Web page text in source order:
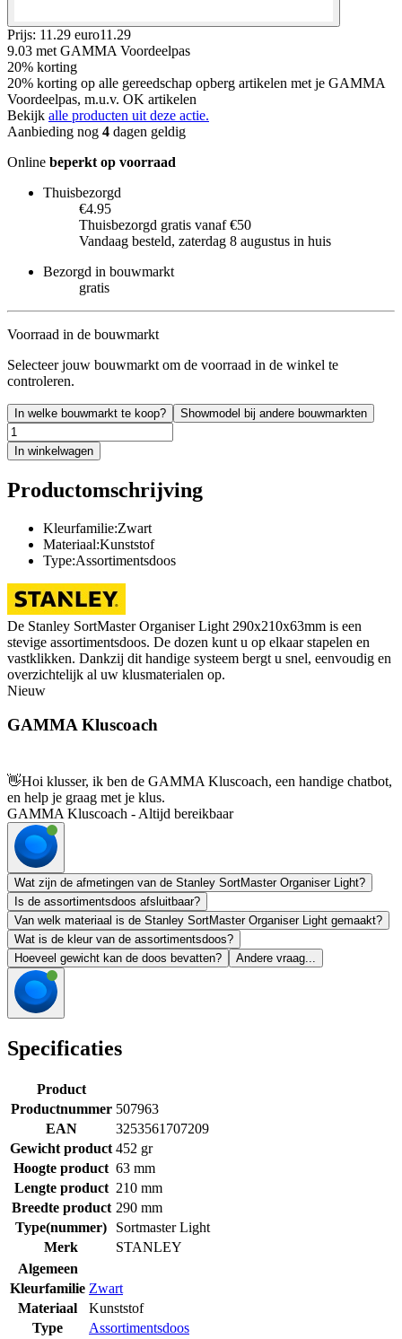
Prijs: 11.29 euro11 .29
9.03 met GAMMA Voordeelpas
20% korting
20% korting op alle gereedschap opberg artikelen met je GAMMA
Voordeelpas, m.u.v. OK artikelen
Bekijk alle producten uit deze actie.
Aanbieding nog 4 dagen geldig
Online beperkt op voorraad
Thuisbezorgd
€4.95
Thuisbezorgd gratis vanaf €50
Vandaag besteld, zaterdag 8 augustus in huis
Bezorgd in bouwmarkt
gratis
Voorraad in de bouwmarkt
Selecteer jouw bouwmarkt om de voorraad in de winkel te
controleren.
In welke bouwmarkt te koop? Showmodel bij andere bouwmarkten
In winkelwagen
Productomschrijving
Kleurfamilie:Zwart
Materiaal:Kunststof
Type:Assortimentsdoos
De Stanley SortMaster Organiser Light 290x210x63mm is een
stevige assortimentsdoos. De dozen kunt u op elkaar stapelen en
vastklikken. Dankzij dit handige systeem bergt u snel, eenvoudig en
overzichtelijk al uw klusmaterialen op.
Nieuw
GAMMA Kluscoach
👋Hoi klusser, ik ben de GAMMA Kluscoach, een handige chatbot,
en help je graag met je klus.
GAMMA Kluscoach - Altijd bereikbaar
Wat zijn de afmetingen van de Stanley SortMaster Organiser Light?
Is de assortimentsdoos afsluitbaar?
Van welk materiaal is de Stanley SortMaster Organiser Light gemaakt?
Wat is de kleur van de assortimentsdoos?
Hoeveel gewicht kan de doos bevatten?
Andere vraag...
Specificaties
Product
Productnummer 507963
EAN
3253561707209
Gewicht product 452 gr
Hoogte product 63 mm
Lengte product 210 mm
Breedte product 290 mm
Type(nummer)
Sortmaster Light
Merk
STANLEY
Algemeen
Kleurfamilie Zwart
Materiaal
Kunststof
Type
Assortimentsdoos